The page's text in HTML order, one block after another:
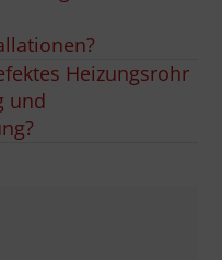
Heizungsrohr
und